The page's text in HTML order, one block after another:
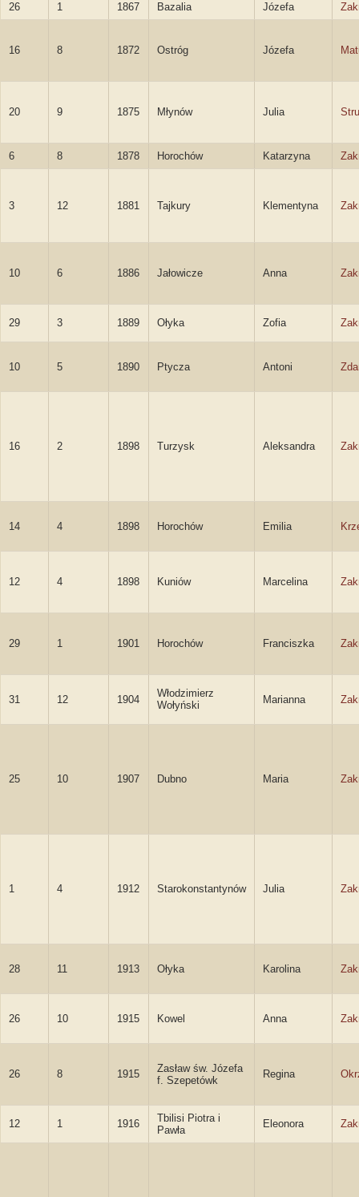
26 1 1867 Bazalia Józefa
16 8 1872 Ostróg Józefa
20 9 1875 Młynów Julia
6 8 1878 Horochów Katarzyna
3 12 1881 Tajkury Klementyna
10 6 1886 Jałowicze Anna
29 3 1889 Ołyka Zofia
10 5 1890 Ptycza Antoni
16 2 1898 Turzysk Aleksandra
14 4 1898 Horochów Emilia
12 4 1898 Kuniów Marcelina
29 1 1901 Horochów Franciszka
31 12 1904
Włodzimierz
Wołyński
Marianna
25 10 1907 Dubno Maria
1 4 1912 Starokonstantynów Julia
28 11 1913 Ołyka Karolina
26 10 1915 Kowel Anna
26 8 1915
Zasław św. Józefa
f. Szepetówk
Regina
12 1 1916
Tbilisi Piotra i
Pawła
Eleonora